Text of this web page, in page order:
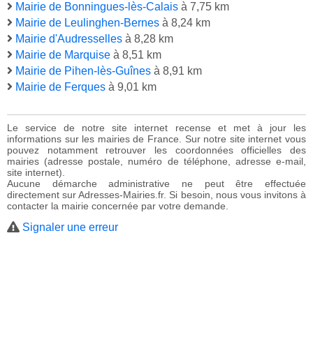
Mairie de Bonningues-lès-Calais à 7,75 km
Mairie de Leulinghen-Bernes à 8,24 km
Mairie d'Audresselles à 8,28 km
Mairie de Marquise à 8,51 km
Mairie de Pihen-lès-Guînes à 8,91 km
Mairie de Ferques à 9,01 km
Le service de notre site internet recense et met à jour les
informations sur les mairies de France. Sur notre site internet vous
pouvez notamment retrouver les coordonnées officielles des
mairies (adresse postale, numéro de téléphone, adresse e-mail,
site internet).
Aucune démarche administrative ne peut être effectuée
directement sur Adresses-Mairies.fr. Si besoin, nous vous invitons à
contacter la mairie concernée par votre demande.
Signaler une erreur